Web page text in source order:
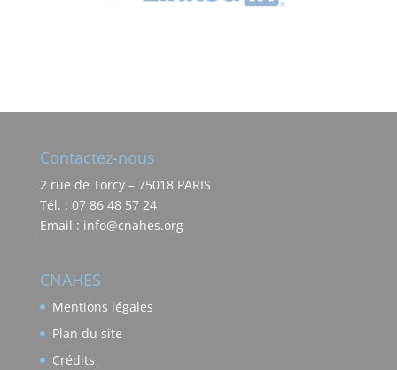
Contactez-nous
2 rue de Torcy – 75018 PARIS
Tél. : 07 86 48 57 24
Email : info@cnahes.org
CNAHES
Mentions légales
Plan du site
Crédits